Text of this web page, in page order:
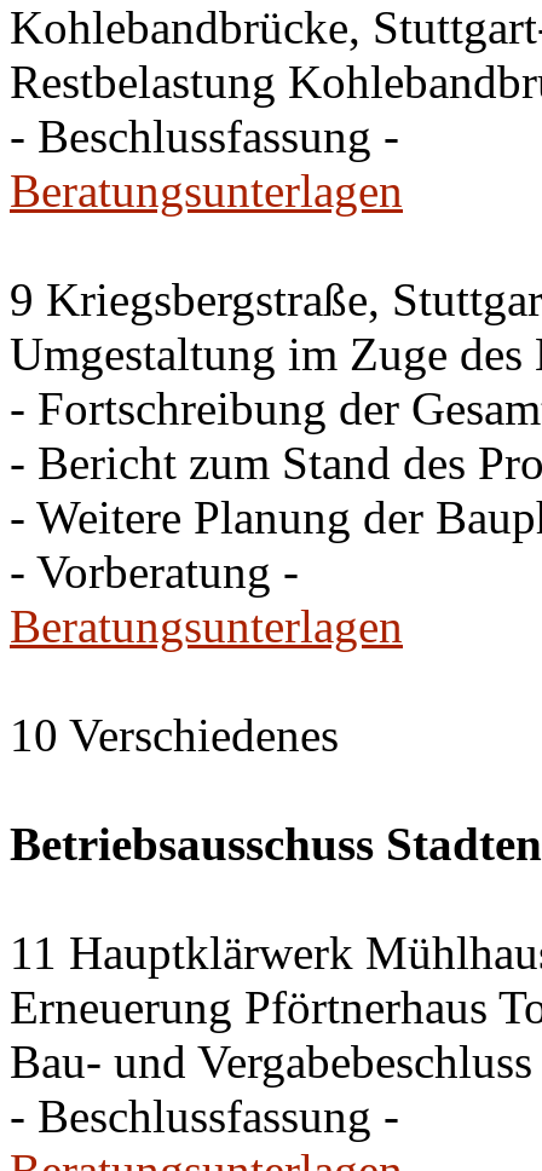
Kohlebandbrücke,
Restbelastung
- Beschlussfassung -
Beratungsunterlagen
9 Kriegsbergstraße,
Umgestaltung im Zuge
- Fortschreibung der
- Bericht zum Stand des
- Weitere Planung der
- Vorberatung -
Beratungsunterlagen
10 Verschiedenes
Betriebsausschuss
11 Hauptklärwerk
Erneuerung Pförtnerhaus
Bau- und Vergabebeschluss
- Beschlussfassung -